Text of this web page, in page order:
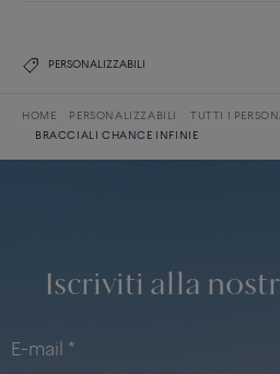
PERSONALIZZABILI
HOME PERSONALIZZABILI
TUTTI I
BRACCIALI CHANCE INFINIE
Iscriviti alla